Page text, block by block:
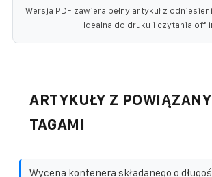
Wersja PDF zawiera pełny artykuł z
Idealna do druku i czytania
ARTYKUŁY Z
TAGAMI
Wycena kontenera składanego o